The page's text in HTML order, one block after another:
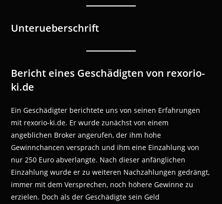
Unterueberschrift
Bericht eines Geschädigten von rexorio-
ki.de
Ein Geschädigter berichtete uns von seinen Erfahrungen
mit rexorio-ki.de. Er wurde zunächst von einem
angeblichen Broker angerufen, der ihm hohe
Gewinnchancen versprach und ihm eine Einzahlung von
nur 250 Euro abverlangte. Nach dieser anfänglichen
Einzahlung wurde er zu weiteren Nachzahlungen gedrängt,
immer mit dem Versprechen, noch höhere Gewinne zu
erzielen. Doch als der Geschädigte sein Geld